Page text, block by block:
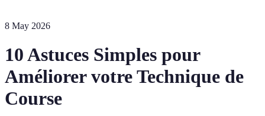
8 May 2026
10 Astuces Simples pour
Améliorer votre Technique de
Course